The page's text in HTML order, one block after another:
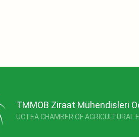
TMMOB Ziraat Mühendisleri
UCTEA CHAMBER OF AGRICULTURAL